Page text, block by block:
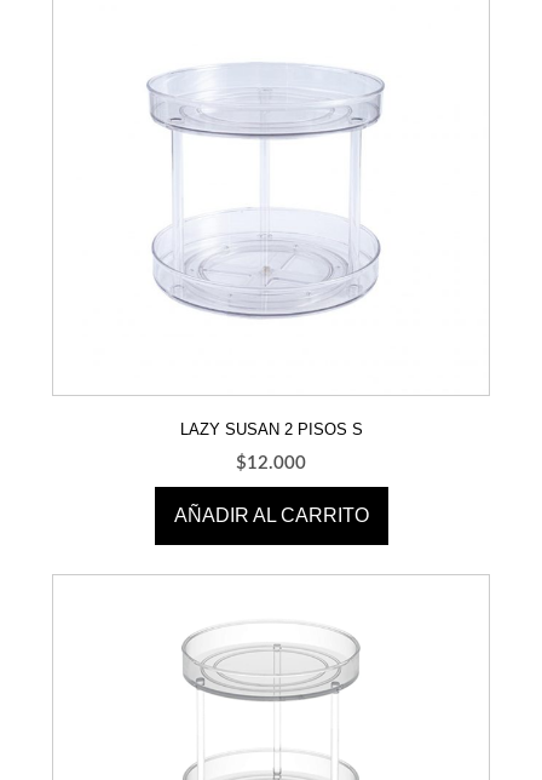
LAZY SUSAN 2 PISOS S
$12.000
AÑADIR AL CARRITO